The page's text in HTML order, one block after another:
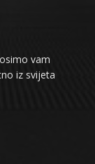
vam
iz svijeta